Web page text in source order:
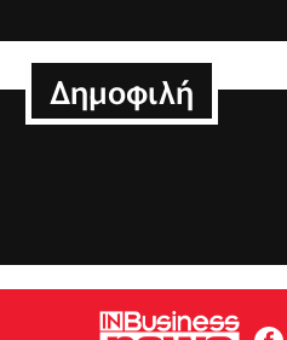
Δημοφιλή